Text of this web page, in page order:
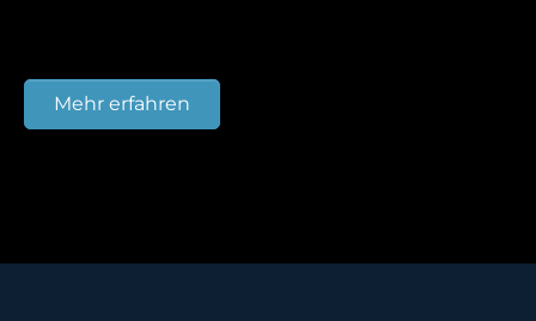
Mehr erfahren